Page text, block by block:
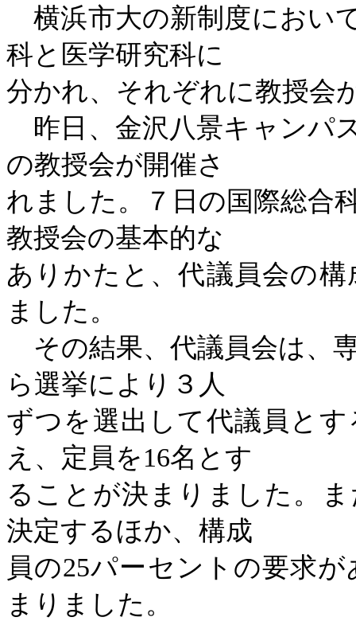
横浜市大の新制度におい
科と医学研究科に
分かれ、それぞれに教授会
昨日、金沢八景キャンパ
の教授会が開催さ
れました。７日の国際総合
教授会の基本的な
ありかたと、代議員会の
ました。
その結果、代議員会は、
ら選挙により３人
ずつを選出して代議員と
え、定員を16名とす
ることが決まりました。
決定するほか、構成
員の25パーセントの要求
まりました。